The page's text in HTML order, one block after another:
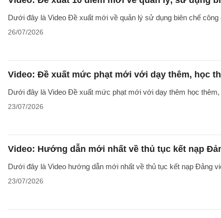
Dưới đây là Video Đề xuất mới về quản lý sử dụng biên chế
26/07/2026
Video: Đề xuất mức phạt mới với dạy thêm, học
Dưới đây là Video Đề xuất mức phạt mới với dạy thêm học thêm,
23/07/2026
Video: Hướng dẫn mới nhất về thủ tục kết nạp
Dưới đây là Video hướng dẫn mới nhất về thủ tục kết nạp Đảng
23/07/2026